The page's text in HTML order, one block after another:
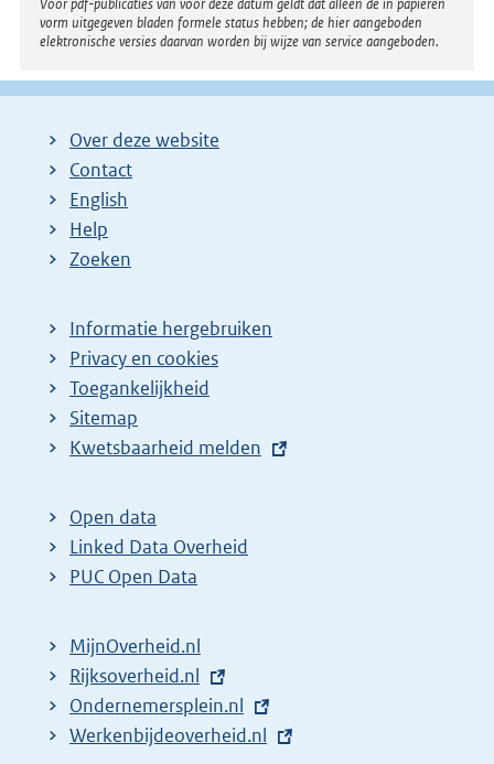
Voor pdf-publicaties van vóór deze datum geldt dat alleen de in papieren
vorm uitgegeven bladen formele status hebben; de hier aangeboden
elektronische versies daarvan worden bij wijze van service aangeboden.
Over deze website
Contact
English
Help
Zoeken
Informatie hergebruiken
Privacy en cookies
Toegankelijkheid
Sitemap
E
t
e
r
l
i
n
k
Kwetsbaarheid melden
Open data
Linked Data Overheid
PUC Open Data
MijnOverheid.nl
E
x
t
Rijksoverheid.nl
E
x
Ondernemersplein.nl
E
Werkenbijdeoverheid.nl